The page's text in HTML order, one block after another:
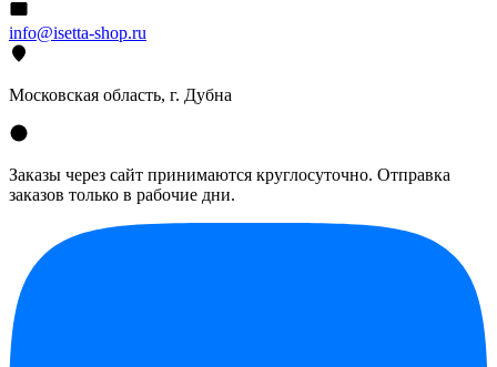
info@isetta-shop.ru
Московская область, г. Дубна
Заказы через сайт принимаются круглосуточно. Отправка
заказов только в рабочие дни.